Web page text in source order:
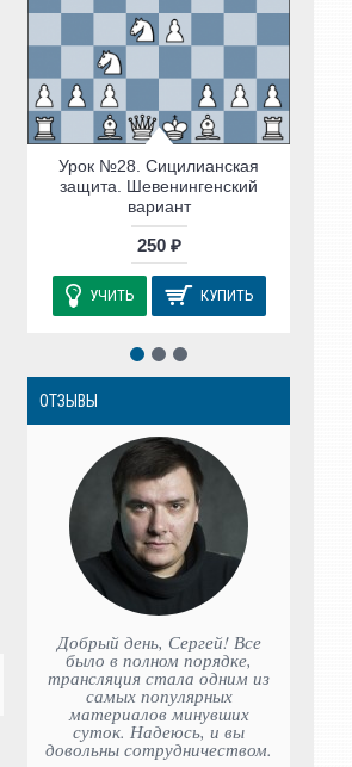
Урок №28. Сицилианская
защита. Шевенингенский
вариант
250 ₽
УЧИТЬ КУПИТЬ
ОТЗЫВЫ
Добрый день, Сергей! Все
было в полном порядке,
трансляция стала одним из
самых популярных
материалов минувших
суток. Надеюсь, и вы
довольны сотрудничеством.